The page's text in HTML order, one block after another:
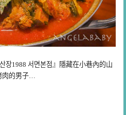
장1988 서면본점』隱藏在小巷內的山
肉的男子…